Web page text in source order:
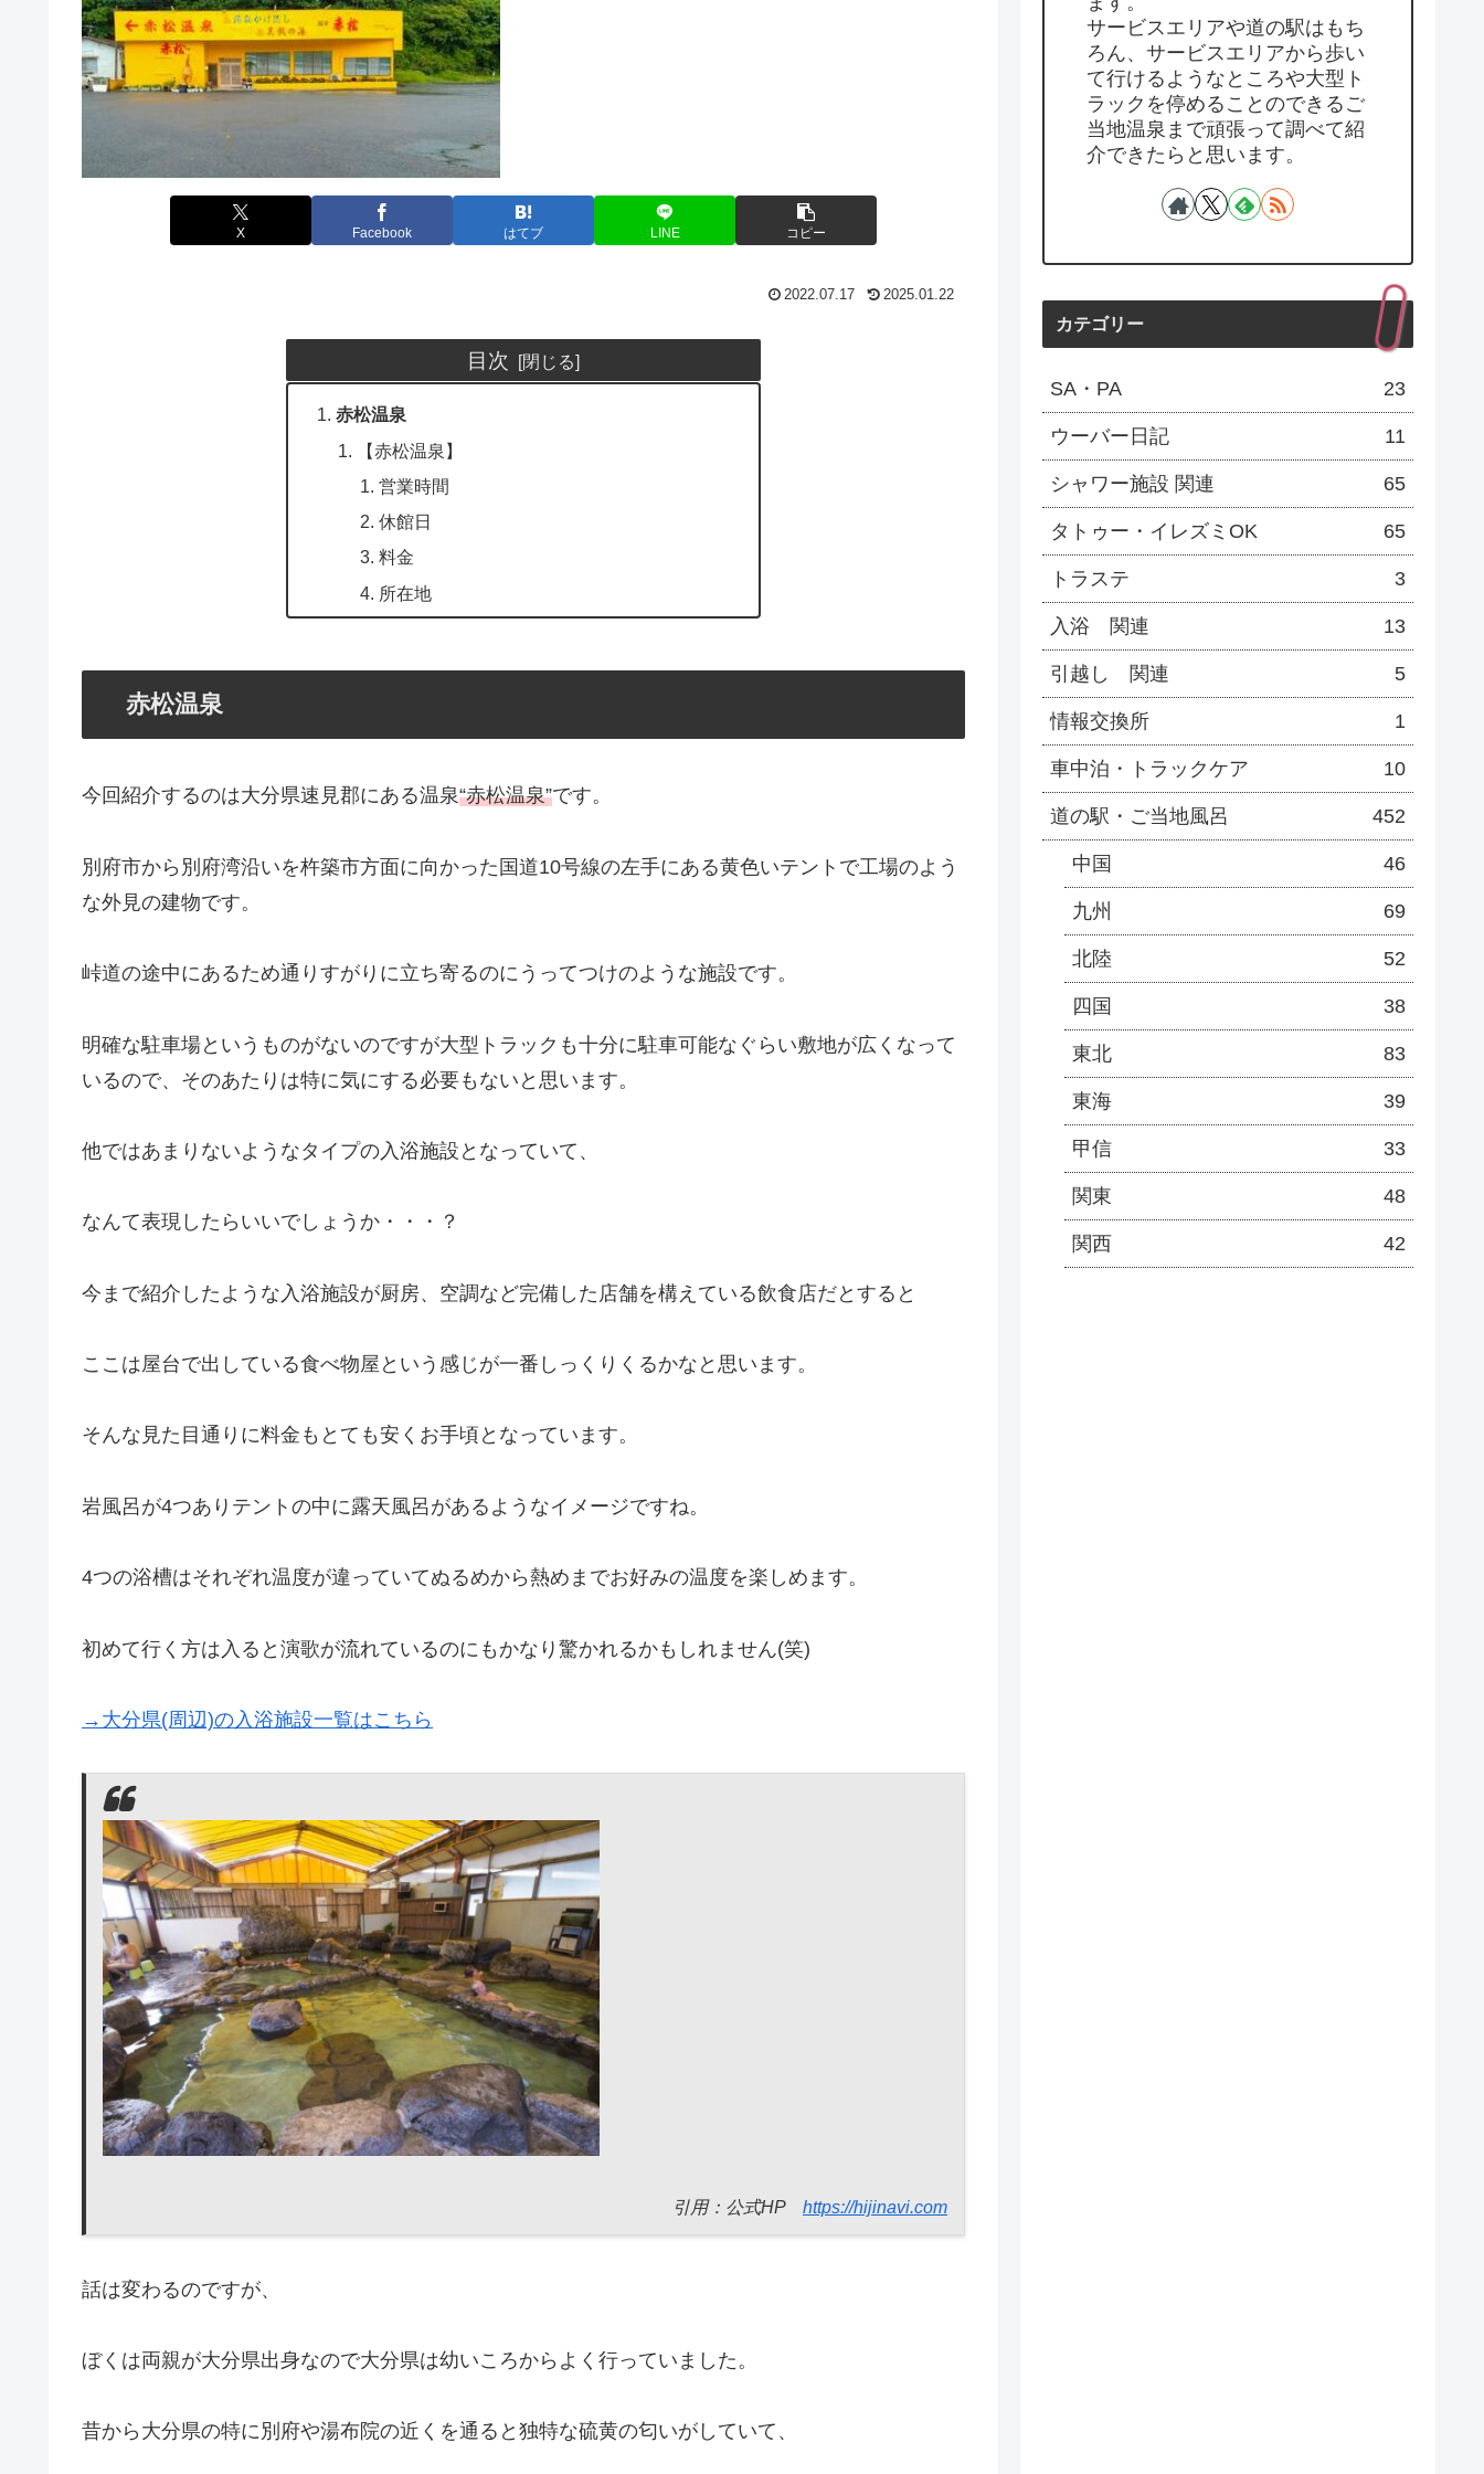
X Facebook はてブ LINE コピー
2022.07.17 2025.01.22
目次
赤松温泉
【赤松温泉】
営業時間
休館日
料金
所在地
赤松温泉
今回紹介するのは大分県速見郡にある温泉“赤松温泉”です。
別府市から別府湾沿いを杵築市方面に向かった国道10号線の左手にある黄色いテントで工場のよう
な外見の建物です。
峠道の途中にあるため通りすがりに立ち寄るのにうってつけのような施設です。
明確な駐車場というものがないのですが大型トラックも十分に駐車可能なぐらい敷地が広くなって
いるので、そのあたりは特に気にする必要もないと思います。
他ではあまりないようなタイプの入浴施設となっていて、
なんて表現したらいいでしょうか・・・？
今まで紹介したような入浴施設が厨房、空調など完備した店舗を構えている飲食店だとすると
ここは屋台で出している食べ物屋という感じが一番しっくりくるかなと思います。
そんな見た目通りに料金もとても安くお手頃となっています。
岩風呂が4つありテントの中に露天風呂があるようなイメージですね。
4つの浴槽はそれぞれ温度が違っていてぬるめから熱めまでお好みの温度を楽しめます。
初めて行く方は入ると演歌が流れているのにもかなり驚かれるかもしれません(笑)
→大分県(周辺)の入浴施設一覧はこちら
引用：公式HP https://hijinavi.com
話は変わるのですが、
ぼくは両親が大分県出身なので大分県は幼いころからよく行っていました。
昔から大分県の特に別府や湯布院の近くを通ると独特な硫黄の匂いがしていて、
サービスエリアや道の駅はもち
ろん、サービスエリアから歩い
て行けるようなところや大型ト
ラックを停めることのできるご
当地温泉まで頑張って調べて紹
介できたらと思います。
カテゴリー
SA・PA 23
ウーバー日記 11
シャワー施設 関連 65
タトゥー・イレズミOK 65
トラステ 3
入浴 関連 13
引越し 関連 5
情報交換所 1
車中泊・トラックケア 10
道の駅・ご当地風呂 452
中国 46
九州 69
北陸 52
四国 38
東北 83
東海 39
甲信 33
関東 48
関西 42